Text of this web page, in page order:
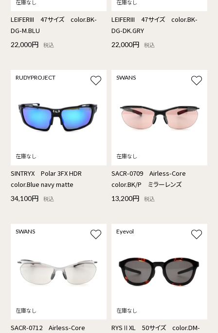
LEIFERIII 47サイズ color.BK-
DG-M.BLU
22,000円 税込
LEIFERIII 47サイズ color.BK-
DG-DK.GRY
22,000円 税込
RUDYPROJECT
SINTRYX Polar 3FX HDR
color.Blue navy matte
34,100円 税込
SWANS
SACR-0709 Airless-Core
color.BK/P ミラーレンズ
13,200円 税込
SWANS
SACR-0712 Airless-Core
Eyevol
RYSⅡXL 50サイズ color.DM-